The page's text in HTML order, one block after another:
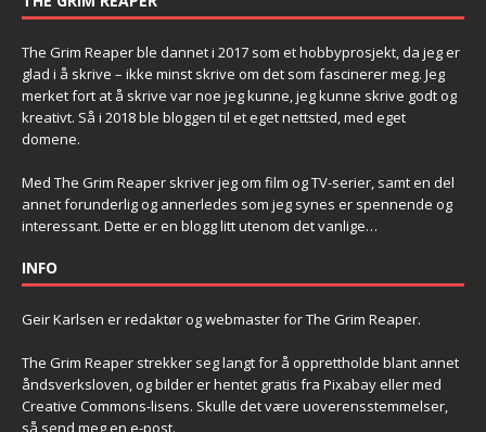
The Grim Reaper ble dannet i 2017 som et hobbyprosjekt, da jeg er
glad i å skrive – ikke minst skrive om det som fascinerer meg. Jeg
merket fort at å skrive var noe jeg kunne, jeg kunne skrive godt og
kreativt. Så i 2018 ble bloggen til et eget nettsted, med eget
domene.
Med The Grim Reaper skriver jeg om film og TV-serier, samt en del
annet forunderlig og annerledes som jeg synes er spennende og
interessant. Dette er en blogg litt utenom det vanlige…
INFO
Geir Karlsen er redaktør og webmaster for The Grim Reaper.
The Grim Reaper strekker seg langt for å opprettholde blant annet
åndsverksloven, og bilder er hentet gratis fra Pixabay eller med
Creative Commons-lisens. Skulle det være uoverensstemmelser,
så send meg en e-post.